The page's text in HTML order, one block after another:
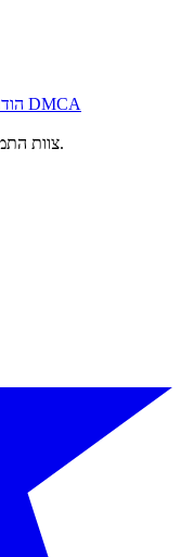
הודעת DMCA
צוות התמיכה המקצועי שלנו זמין 24/7 לסייע בכל שאלה.